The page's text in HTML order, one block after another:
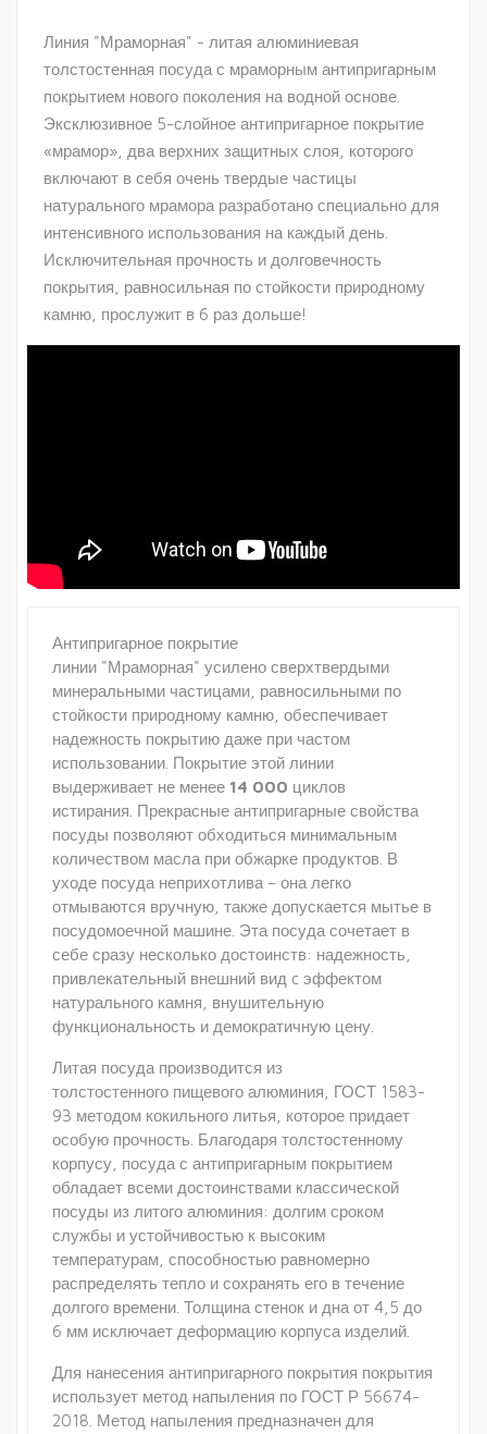
Линия "Мраморная" - литая алюминиевая
толстостенная посуда с мраморным антипригарным
покрытием нового поколения на водной основе.
Эксклюзивное 5-слойное антипригарное покрытие
«мрамор», два верхних защитных слоя, которого
включают в себя очень твердые частицы
натурального мрамора разработано специально для
интенсивного использования на каждый день.
Исключительная прочность и долговечность
покрытия, равносильная по стойкости природному
камню, прослужит в 6 раз дольше!
Антипригарное покрытие
линии "Мраморная" усилено сверхтвердыми
минеральными частицами, равносильными по
стойкости природному камню, обеспечивает
надежность покрытию даже при частом
использовании. Покрытие этой линии
выдерживает не менее 14 000 циклов
истирания. Прекрасные антипригарные свойства
посуды позволяют обходиться минимальным
количеством масла при обжарке продуктов. В
уходе посуда неприхотлива – она легко
отмываются вручную, также допускается мытье в
посудомоечной машине. Эта посуда сочетает в
себе сразу несколько достоинств: надежность,
привлекательный внешний вид c эффектом
натурального камня, внушительную
функциональность и демократичную цену.
Литая посуда производится из
толстостенного пищевого алюминия, ГОСТ 1583-
93 методом кокильного литья, которое придает
особую прочность. Благодаря толстостенному
корпусу, посуда с антипригарным покрытием
обладает всеми достоинствами классической
посуды из литого алюминия: долгим сроком
службы и устойчивостью к высоким
температурам, способностью равномерно
распределять тепло и сохранять его в течение
долгого времени. Толщина стенок и дна от 4,5 до
6 мм исключает деформацию корпуса изделий.
Для нанесения антипригарного покрытия покрытия
использует метод напыления по ГОСТ Р 56674-
2018. Метод напыления предназначен для